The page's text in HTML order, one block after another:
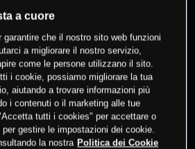
Fai trading
a cuore
che il nostro sito web funzioni
a migliorare il nostro servizio,
come le persone utilizzano il sito.
i cookie, possiamo migliorare la tua
aiutando a trovare informazioni più
i contenuti o il marketing alle tue
tutti i cookies" per accettare o
gestire le impostazioni dei cookie.
la nostra Politica dei Cookie